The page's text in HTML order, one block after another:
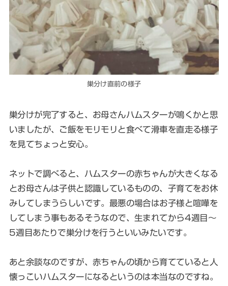
巣分け直前の様子
巣分けが完了すると、お母さんハムスターが鳴くかと思
いましたが、ご飯をモリモリと食べて滑車を直走る様子
を見てちょっと安心。
ネットで調べると、ハムスターの赤ちゃんが大きくなる
とお母さんは子供と認識しているものの、子育てをお休
みしてしまうらしいです。最悪の場合はお子様と喧嘩を
してしまう事もあるそうなので、生まれてから4週目〜
5週目あたりで巣分けを行うといいみたいです。
あと余談なのですが、赤ちゃんの頃から育てていると人
懐っこいハムスターになるというのは本当なのですね。